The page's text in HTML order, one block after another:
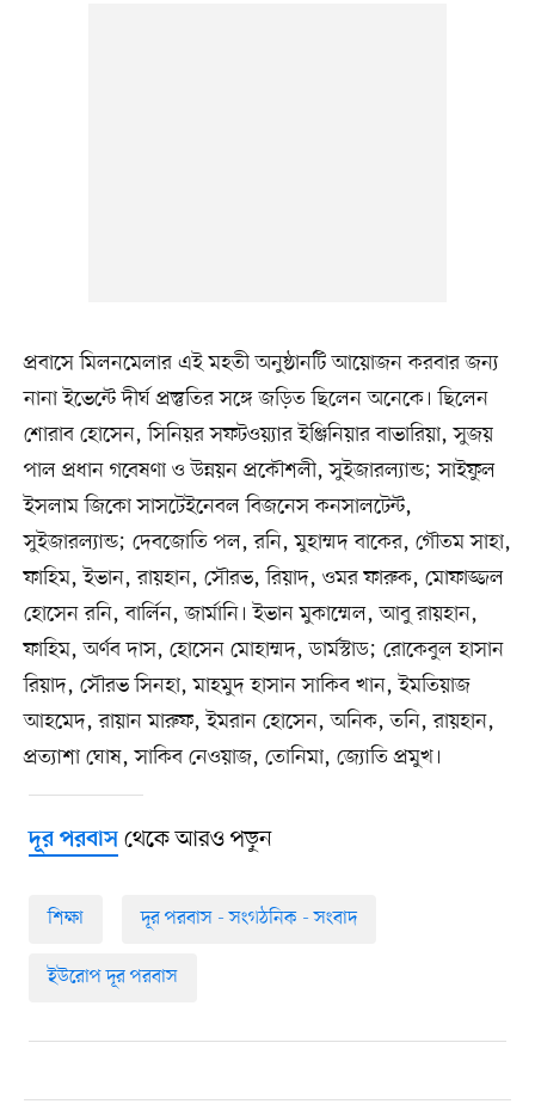
প্রবাসে মিলনমেলার এই মহতী অনুষ্ঠানটি আয়োজন করবার জন্য
নানা ইভেন্টে দীর্ঘ প্রস্তুতির সঙ্গে জড়িত ছিলেন অনেকে। ছিলেন
শোরাব হোসেন, সিনিয়র সফটওয়্যার ইঞ্জিনিয়ার বাভারিয়া, সুজয়
পাল প্রধান গবেষণা ও উন্নয়ন প্রকৌশলী, সুইজারল্যান্ড; সাইফুল
ইসলাম জিকো সাসটেইনেবল বিজনেস কনসালটেন্ট,
সুইজারল্যান্ড; দেবজোতি পল, রনি, মুহাম্মদ বাকের, গৌতম সাহা,
ফাহিম, ইভান, রায়হান, সৌরভ, রিয়াদ, ওমর ফারুক, মোফাজ্জল
হোসেন রনি, বার্লিন, জার্মানি। ইভান মুকাম্মেল, আবু রায়হান,
ফাহিম, অর্ণব দাস, হোসেন মোহাম্মদ, ডার্মস্টাড; রোকেবুল হাসান
রিয়াদ, সৌরভ সিনহা, মাহমুদ হাসান সাকিব খান, ইমতিয়াজ
আহমেদ, রায়ান মারুফ, ইমরান হোসেন, অনিক, তনি, রায়হান,
প্রত্যাশা ঘোষ, সাকিব নেওয়াজ, তোনিমা, জ্যোতি প্রমুখ।
দূর পরবাসথেকে আরও পড়ুন
শিক্ষা দূর পরবাস - সংগঠনিক - সংবাদ
ইউরোপ দূর পরবাস